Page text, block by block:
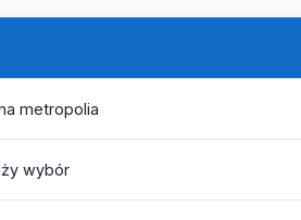
metropolia
wybór